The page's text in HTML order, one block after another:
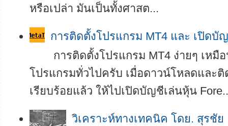
หรือเปล่า มันเป็นทั้งศาสต...
การติดตั้งโปรแกรม MT4 และ เปิดบั
การติดตั้งโปรแกรม MT4 ง่ายๆ เหมื
โปรแกรมทั่วไปครับ เมื่อดาวน์โหลดและ
เรียบร้อยแล้ว ให้ไปเปิดบัญชีเล่นหุ้น
­­วิเคราะห์ทางเทคนิค โดย. สุรชัย